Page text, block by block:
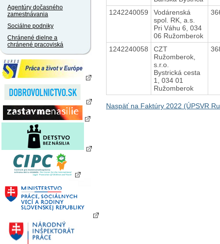
Agentúry dočasného
zamestnávania
Sociálne podniky
Chránené dielne a
chránené pracoviská
1242240059
Vodárenská
spol. RK, a.s.
Pri Váhu 6, 034
06 Ružomberok
1242240058
CZT
Ružomberok,
s.r.o.
Bystrická cesta
1, 034 01
Ružomberok
Naspäť na Faktúry 2022 (ÚPSVR